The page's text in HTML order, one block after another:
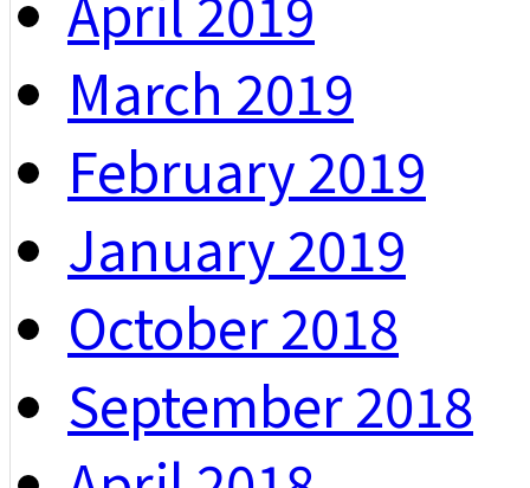
March 2019
February 2019
January 2019
October 2018
September 2018